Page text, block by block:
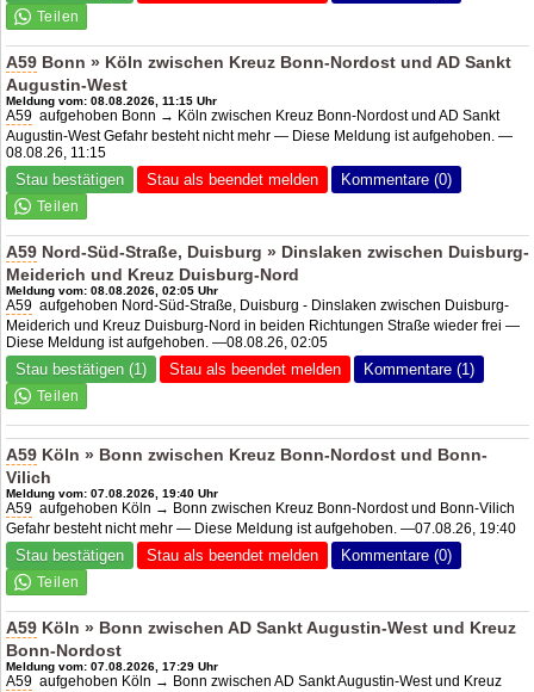
A59 Bonn » Köln zwischen Kreuz Bonn-Nordost und AD Sankt
Augustin-West
Meldung vom: 08.08.2026, 11:15 Uhr
A59 aufgehoben Bonn → Köln zwischen Kreuz Bonn-Nordost und AD Sankt
Augustin-West Gefahr besteht nicht mehr — Diese Meldung ist aufgehoben. —
08.08.26, 11:15
Stau bestätigen Stau als beendet melden Kommentare (0)
A59 Nord-Süd-Straße, Duisburg » Dinslaken zwischen Duisburg-
Meiderich und Kreuz Duisburg-Nord
Meldung vom: 08.08.2026, 02:05 Uhr
A59 aufgehoben Nord-Süd-Straße, Duisburg - Dinslaken zwischen Duisburg-
Meiderich und Kreuz Duisburg-Nord in beiden Richtungen Straße wieder frei —
Diese Meldung ist aufgehoben. —08.08.26, 02:05
Stau bestätigen (1) Stau als beendet melden Kommentare (1)
A59 Köln » Bonn zwischen Kreuz Bonn-Nordost und Bonn-
Vilich
Meldung vom: 07.08.2026, 19:40 Uhr
A59 aufgehoben Köln → Bonn zwischen Kreuz Bonn-Nordost und Bonn-Vilich
Gefahr besteht nicht mehr — Diese Meldung ist aufgehoben. —07.08.26, 19:40
Stau bestätigen Stau als beendet melden Kommentare (0)
A59 Köln » Bonn zwischen AD Sankt Augustin-West und Kreuz
Bonn-Nordost
Meldung vom: 07.08.2026, 17:29 Uhr
A59 aufgehoben Köln → Bonn zwischen AD Sankt Augustin-West und Kreuz